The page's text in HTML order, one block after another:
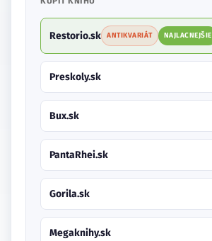
Restorio.sk ANTIKVARIÁT NAJLACNEJŠIE
Preskoly.sk
Bux.sk
PantaRhei.sk
Gorila.sk
Megaknihy.sk